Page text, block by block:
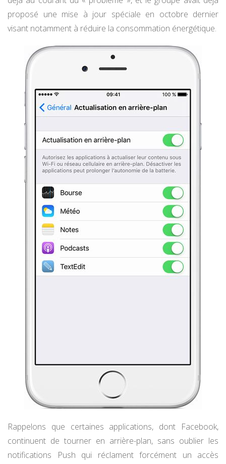
proposé une mise à jour spéciale en octobre dernier
visant notamment à réduire la consommation énergétique.
Rappelons que certaines applications, dont Facebook,
continuent de tourner en arrière-plan, sans oublier les
notifications Push qui réclament forcément un accès